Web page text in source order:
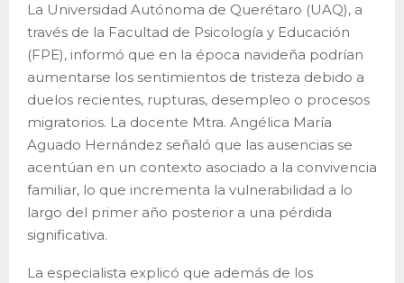
La Universidad Autónoma de Querétaro (UAQ), a
través de la Facultad de Psicología y Educación
(FPE), informó que en la época navideña podrían
aumentarse los sentimientos de tristeza debido a
duelos recientes, rupturas, desempleo o procesos
migratorios. La docente Mtra. Angélica María
Aguado Hernández señaló que las ausencias se
acentúan en un contexto asociado a la convivencia
familiar, lo que incrementa la vulnerabilidad a lo
largo del primer año posterior a una pérdida
significativa.
La especialista explicó que además de los